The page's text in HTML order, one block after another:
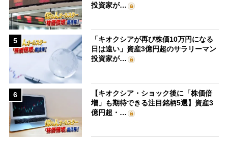
投資家が…
5
「キオクシアが再び株価10万円になる
日は遠い」資産3億円超のサラリーマン
投資家が…
6
【キオクシア・ショック後に「株価倍
増」も期待できる注目銘柄5選】資産3
億円超・…